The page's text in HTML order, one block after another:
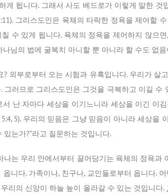
됩니다. 그래서 사도 베드로가 이렇게 말한 것
그리스도인은 육체의 타락한 정욕을 제어할
수 있게 됩니다. 육체의 정욕을 제어하지 않으
님의 법에 굴복치 아니할 뿐 아니라 할 수도 없음
외부로부터 오는 시험과 유혹입니다. 우리가
러므로 그리스도인은 그것을 극복하고 이길
난 자마다 세상을 이기느니라 세상을 이긴 이
5). 우리의 믿음은 그냥 믿음이 아니라 세상을
는가?”라고 질문하는 것입니다.
는 우리 안에서부터 끌어당기는 육체의 정욕과
니다. 가족이나, 친구나, 교인들로부터 옵니다.
리의 신앙이 하늘 높이 올라갈 수 있는 것입니다.